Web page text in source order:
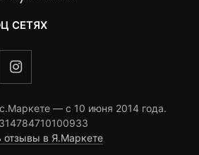
СЕТЯХ
— c 10 июня 2014 года.
отзывы в Я.Маркете